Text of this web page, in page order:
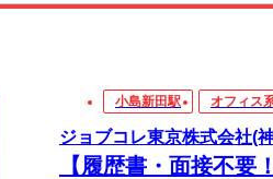
小島新田駅 オフィス
ジョブコレ東京株式会社(
【履歴書・面接不要